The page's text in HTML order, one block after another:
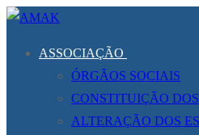
Saltar
conteúdo
Menu
Fechar
ASSOCIAÇÃO
ÓRGÃOS SOCIAIS
CONSTITUIÇÃO
ALTERAÇÃO DOS